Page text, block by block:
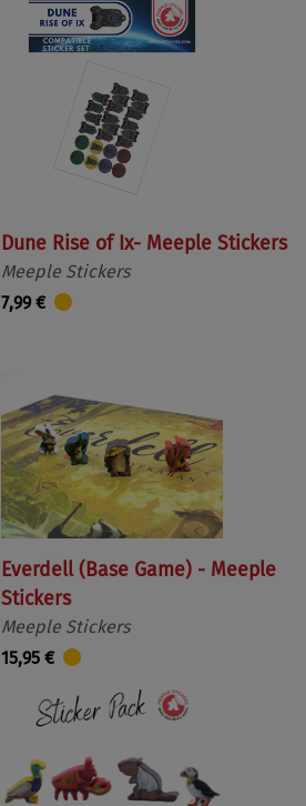
Dune Rise of Ix- Meeple Stickers
Meeple Stickers
7,99 €
Everdell (Base Game) - Meeple
Stickers
Meeple Stickers
15,95 €